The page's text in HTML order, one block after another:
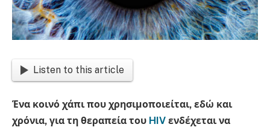
Listen to this article
Ένα κοινό χάπι που χρησιμοποιείται, εδώ και
χρόνια, για τη θεραπεία του HIV ενδέχεται να